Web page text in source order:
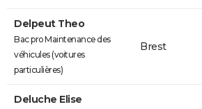
Delpeut Theo
Bac pro Maintenance des
véhicules (voitures
particulières)
Brest
Deluche Elise